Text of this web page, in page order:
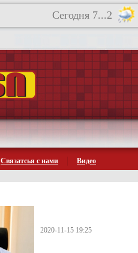
Сегодня 7...2
Связатсья с нами Видео
2020-11-15 19:25